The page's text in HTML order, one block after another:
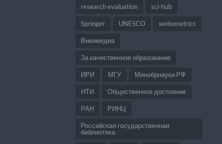
research evaluation sci-hub
Springer UNESCO webometrics
Викимедиа
За качественное образование
ИРИ МГУ Минобрнауки РФ
НТИ Общественное достояние
РАН РИНЦ
Российская государственная
библиотека